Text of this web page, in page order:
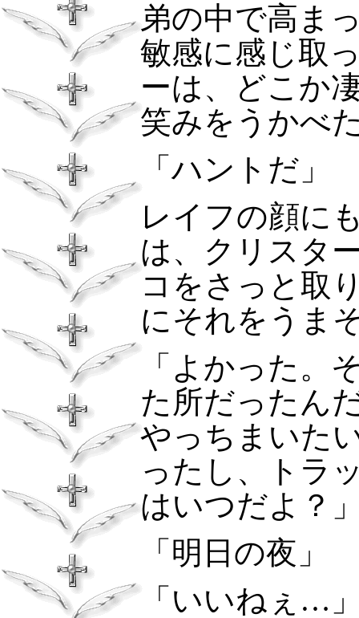
弟の中で高ま
敏感に感じ取
ーは、どこか
笑みをうかべ
「ハントだ」
レイフの顔に
は、クリスタ
コをさっと取
にそれをうま
「よかった。
た所だったん
やっちまいた
ったし、トラ
はいつだよ？
「明日の夜」
「いいねぇ…